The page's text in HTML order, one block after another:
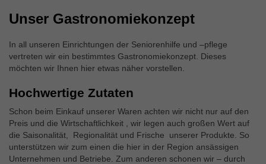
Unser Gastronomiekonzept
In all unseren Einrichtungen der Seniorenhilfe und –pflege
vertreten wir ein bestimmtes Gastronomiekonzept. Dieses
möchten wir Ihnen hier etwas näher vorstellen.
Hochwertige Zutaten
Schon beim Einkauf unserer Waren achten wir nicht nur auf den
Preis und die Wirtschaftlichkeit , wir legen auch großen Wert auf
die Saisonalität, Regionalität und Frische unserer Produkte. So
unterstützen wir zum einen die hier in der Region ansässigen
Unternehmen und Betriebe. Zum anderen schonen wir – durch